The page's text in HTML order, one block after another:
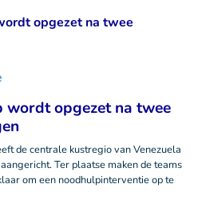
wordt opgezet na twee
de centrale kustregio van Venezuela
Ter plaatse maken de teams
om een noodhulpinterventie op te